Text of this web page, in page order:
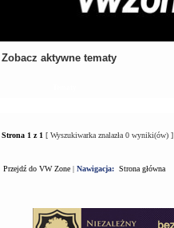
Zobacz aktywne tematy
Strona 1 z 1 [ Wyszukiwarka znalazła 0 wyniki(ów) ]
Przejdź do VW Zone | Nawigacja: Strona główna